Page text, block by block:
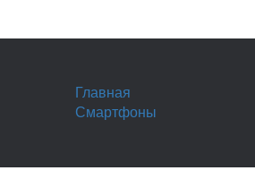
Главная
Смартфоны